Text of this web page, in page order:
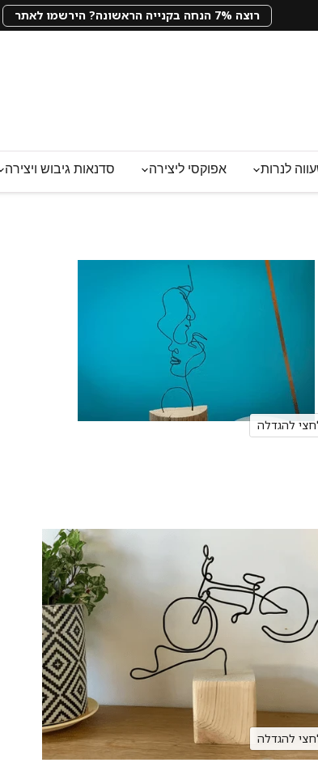
רוצה 7% הנחה בקנייה הראשונה? הירשמו לאתר
לנרות אפוקסי ליצירה סדנאות גיבוש ויצירה
להגדלה
להגדלה